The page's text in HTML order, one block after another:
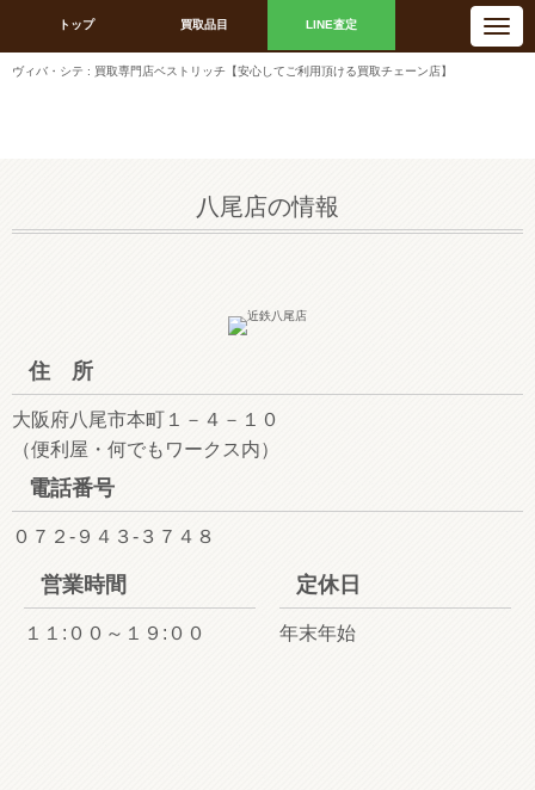
トップ 買取品目 LINE査定
N
a
v
ヴィバ・シテ : 買取専門店ベストリッチ【安心してご利用頂ける買取チェーン店】
八尾店の情報
住 所
大阪府八尾市本町１－４－１０
（便利屋・何でもワークス内）
電話番号
０７２-９４３-３７４８
営業時間
１１:００～１９:００
定休日
年末年始